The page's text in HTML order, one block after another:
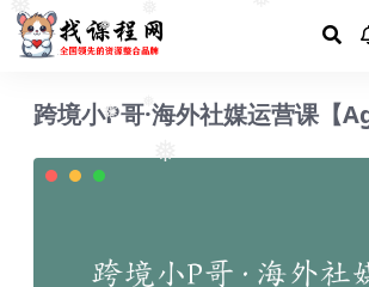
❅
❅
❅
❅
❅
跨境小P哥·海外社媒运营课【